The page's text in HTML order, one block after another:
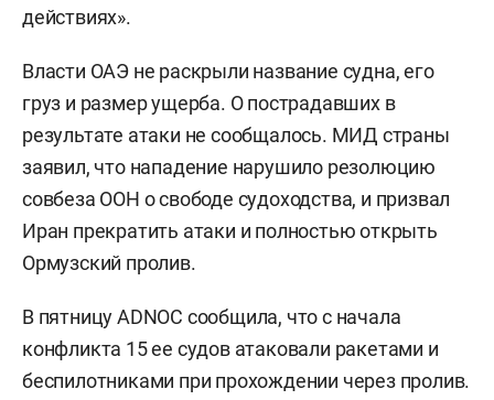
действиях».
Власти ОАЭ не раскрыли название судна, его
груз и размер ущерба. О пострадавших в
результате атаки не сообщалось. МИД страны
заявил, что нападение нарушило резолюцию
совбеза ООН о свободе судоходства, и призвал
Иран прекратить атаки и полностью открыть
Ормузский пролив.
В пятницу ADNOC сообщила, что с начала
конфликта 15 ее судов атаковали ракетами и
беспилотниками при прохождении через пролив.